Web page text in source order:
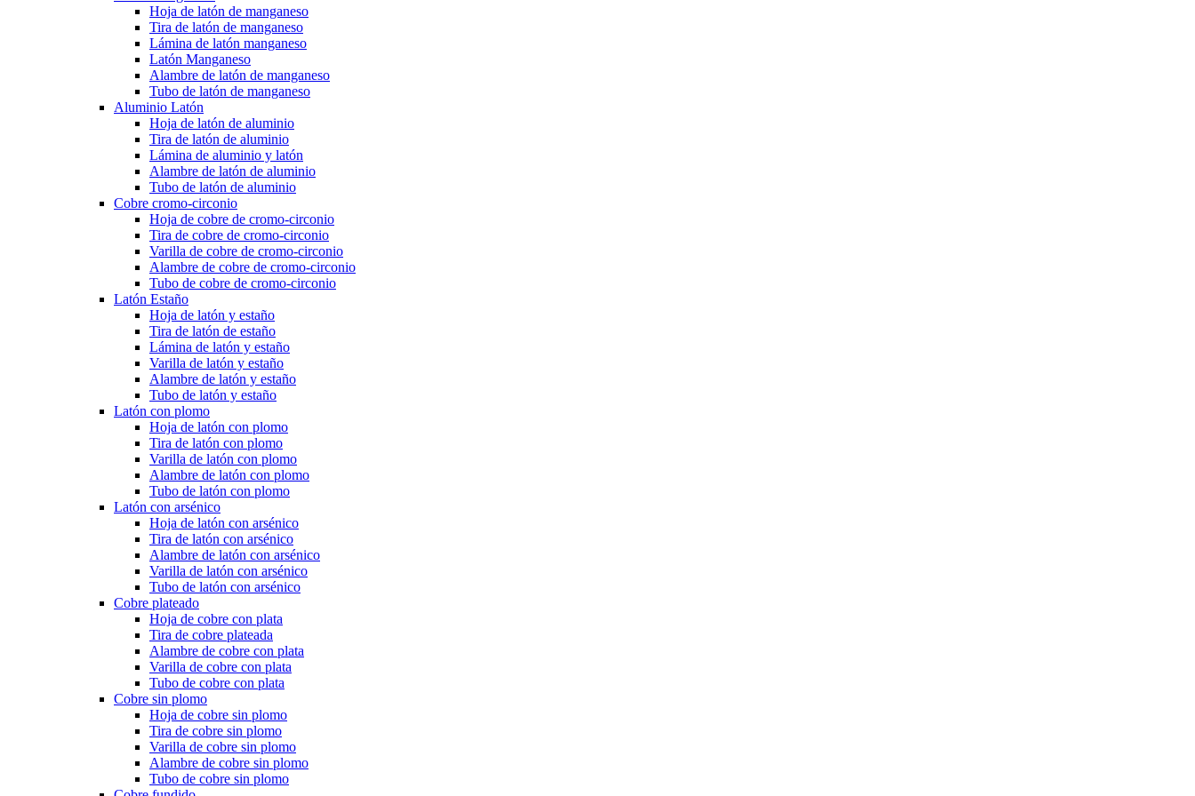
Hoja de latón de manganeso
Tira de latón de manganeso
Lámina de latón manganeso
Latón Manganeso
Alambre de latón de manganeso
Tubo de latón de manganeso
Aluminio Latón
Hoja de latón de aluminio
Tira de latón de aluminio
Lámina de aluminio y latón
Alambre de latón de aluminio
Tubo de latón de aluminio
Cobre cromo-circonio
Hoja de cobre de cromo-circonio
Tira de cobre de cromo-circonio
Varilla de cobre de cromo-circonio
Alambre de cobre de cromo-circonio
Tubo de cobre de cromo-circonio
Latón Estaño
Hoja de latón y estaño
Tira de latón de estaño
Lámina de latón y estaño
Varilla de latón y estaño
Alambre de latón y estaño
Tubo de latón y estaño
Latón con plomo
Hoja de latón con plomo
Tira de latón con plomo
Varilla de latón con plomo
Alambre de latón con plomo
Tubo de latón con plomo
Latón con arsénico
Hoja de latón con arsénico
Tira de latón con arsénico
Alambre de latón con arsénico
Varilla de latón con arsénico
Tubo de latón con arsénico
Cobre plateado
Hoja de cobre con plata
Tira de cobre plateada
Alambre de cobre con plata
Varilla de cobre con plata
Tubo de cobre con plata
Cobre sin plomo
Hoja de cobre sin plomo
Tira de cobre sin plomo
Varilla de cobre sin plomo
Alambre de cobre sin plomo
Tubo de cobre sin plomo